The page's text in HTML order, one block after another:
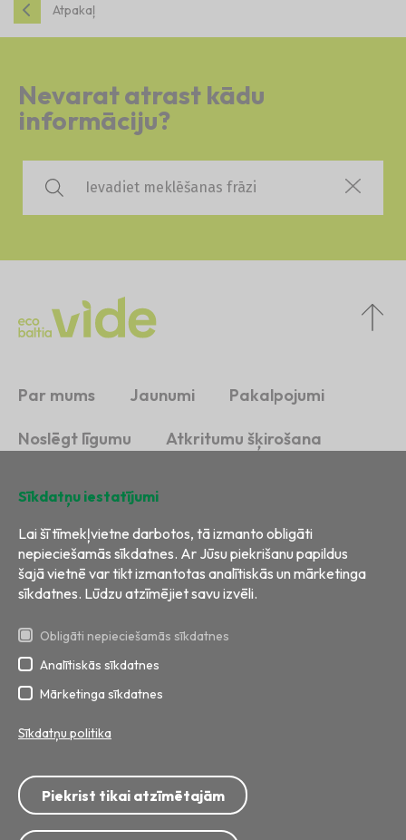
Atpakaļ
Nevarat atrast kādu
informāciju?
Par mums Jaunumi Pakalpojumi
Noslēgt līgumu Atkritumu šķirošana
Visas tiesības aizsargātas
Izstrāde:BRIGHT
E-pasts:
Adrese: Getliņu iela 5, Rumbula, Stopiņu pagasts, Ropažu novads,
LV-2121
Sīkdatņu iestatījumi
Lai šī tīmekļvietne darbotos, tā izmanto obligāti
nepieciešamās sīkdatnes. Ar Jūsu piekrišanu papildus
šajā vietnē var tikt izmantotas analītiskās un mārketinga
sīkdatnes. Lūdzu atzīmējiet savu izvēli.
Obligāti nepieciešamās sīkdatnes
Analītiskās sīkdatnes
Mārketinga sīkdatnes
Sīkdatņu politika
Piekrist tikai atzīmētajām